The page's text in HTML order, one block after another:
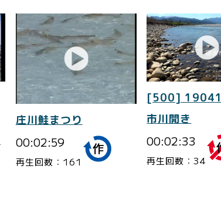
庄川鮭まつり
00:02:59
再生回数：161
[500]
市川開き
00:02:33
再生回数：34